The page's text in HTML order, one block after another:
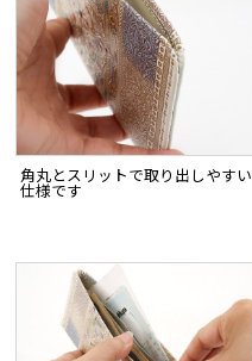
角丸とスリットで取り出しやすい
仕様です